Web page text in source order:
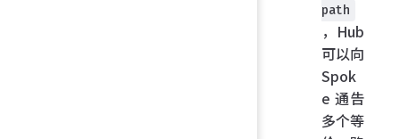
path
，Hub
可以向
Spok
e 通告
多个等